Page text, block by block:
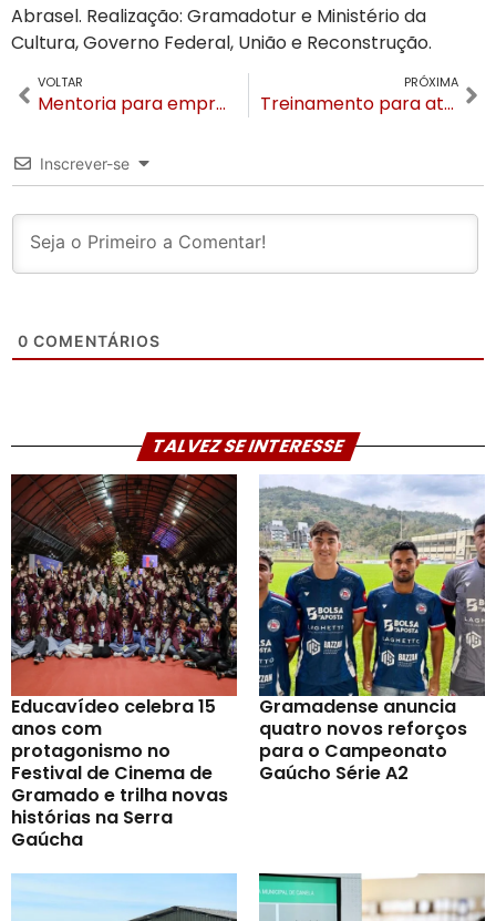
Abrasel. Realização: Gramadotur e Ministério da
Cultura, Governo Federal, União e Reconstrução.
VOLTAR
Mentoria para empresários em Gramado tem autor, sociólogo e empresário Valdir Bündchen
PRÓXIMA
Treinamento para atendimento de pessoas com autismo no turismo aconteceu na APAE
Inscrever-se
0 COMENTÁRIOS
TALVEZ SE INTERESSE
Educavídeo celebra 15
anos com
protagonismo no
Festival de Cinema de
Gramado e trilha novas
histórias na Serra
Gaúcha
Gramadense anuncia
quatro novos reforços
para o Campeonato
Gaúcho Série A2